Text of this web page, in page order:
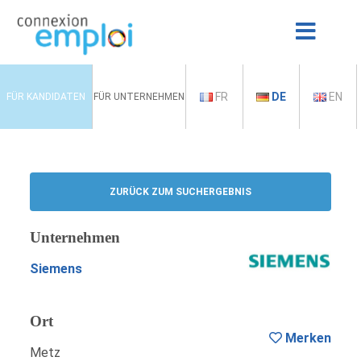
FÜR KANDIDATEN FÜR UNTERNEHMEN FR DE EN
ZURÜCK ZUM SUCHERGEBNIS
Unternehmen
Siemens
Ort
Metz
Merken